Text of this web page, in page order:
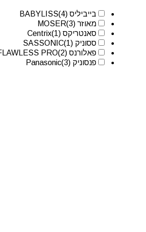
בייביליס BABYLISS(4)
מאוזר MOSER(3)
סאנטריקס Centrix(1)
ססוניק SASSONIC(1)
פאלורנס FLAWLESS PRO(2)
פנסוניק Panasonic(3)